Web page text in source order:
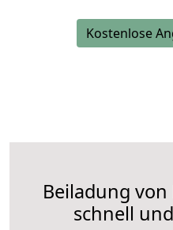
Kostenlose
Beiladung
schnell